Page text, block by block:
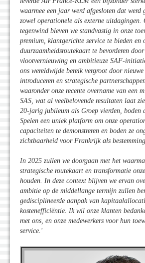
waarmee een jaar werd afgesloten dat werd
zowel operationele als externe uitdagingen.
tegenwind bleven we standvastig in onze
premium, klantgerichte service te bieden en
duurzaamheidsroutekaart te bevorderen
vlootvernieuwing en ambitieuze SAF-
ons wereldwijde bereik vergroot door nieuwe
introduceren en strategische
waaronder onze recente overname van een
SAS, wat al veelbelovende resultaten laat
20-jarig jubileum als Groep vierden, boden
Spelen een uniek platform om onze
capaciteiten te demonstreren en boden ze
zichtbaarheid voor Frankrijk als bestemming.
In 2025 zullen we doorgaan met het
strategische routekaart en transformatie
houden. In deze context blijven we ervan
ambitie op de middellange termijn zullen
gedisciplineerde aanpak van
kostenefficiëntie. Ik wil onze klanten
met ons, en onze medewerkers voor hun
service. '